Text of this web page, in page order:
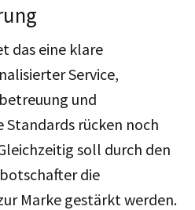
das eine klare
Service,
und
rücken noch
soll durch den
die
Marke gestärkt werden.